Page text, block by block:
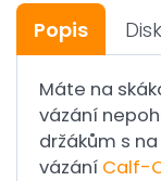
Popis
Máte na
vázání
držákům s
vázání Calf-